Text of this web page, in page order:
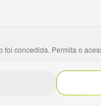
foi concedida. Permita o